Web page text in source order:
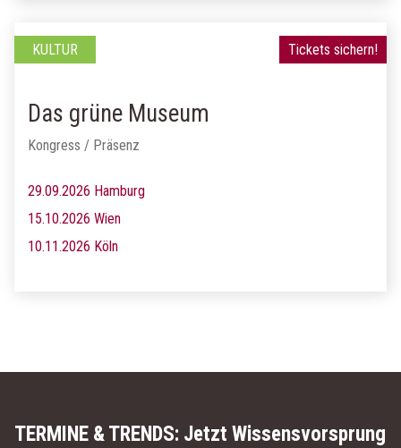
Tickets sichern!
KULTUR
Das grüne Museum
Kongress / Präsenz
29.09.2026 Hamburg
15.10.2026 Wien
10.11.2026 Köln
TERMINE & TRENDS: Jetzt Wissensvorsprung